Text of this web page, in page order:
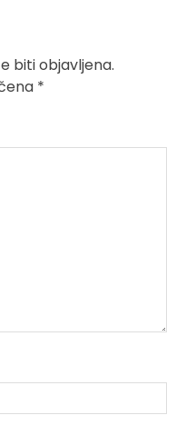
biti objavljena.
*